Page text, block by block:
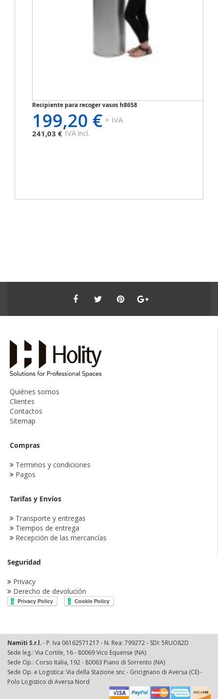
Recipiente para recoger vasos h8658
199,20 € + IVA
241,03 € IVA incl.
Quiénes somos
Clientes
Contactos
Sitemap
Compras
Terminos y condiciones
Pagos
Tarifas y Envíos
Transporte y entregas
Tiempos de entrega
Recepción de las mercancías
Seguridad
Privacy
Derecho de devolución
Namiti S.r.l.- P. Iva 06162571217 - N. Rea: 799272 - SDI: 5RUO82D
Sede leg.: Via Cortile, 16 - 80069 Vico Equense (NA)
Sede Op.: Corso Italia, 192 - 80063 Piano di Sorrento (NA)
Sede Op. e Logistica: Via della Stazione snc - Gricignano di Aversa (CE) -
Polo Logistico di Aversa Nord